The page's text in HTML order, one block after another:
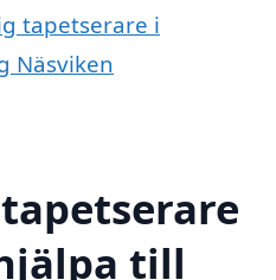
tapetserare i
Näsviken
till